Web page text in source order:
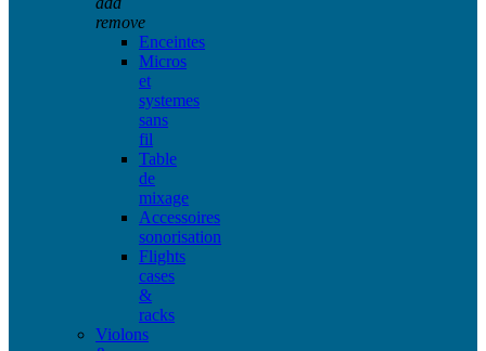
remove
Enceintes
Micros
et
systemes
sans
fil
Table
de
mixage
Accessoires
sonorisation
Flights
cases
&
racks
Violons